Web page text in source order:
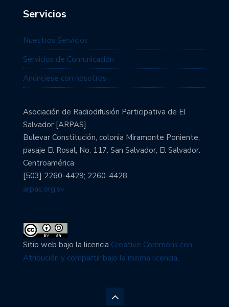
Servicios
Nuestros Servicios
Servicios de Comunicación
Anúnciese con nosotros
Asociación de Radiodifusión Participativa de El
Salvador [ARPAS]
Bulevar Constitución, colonia Miramonte Poniente,
pasaje El Rosal, No. 117. San Salvador, El Salvador.
Centroamérica
[503] 2260-4429; 2260-4428
arpas.org.sv
Sitio web bajo la licencia Creative Commons con
Atribución y compartir bajo la misma licencia.